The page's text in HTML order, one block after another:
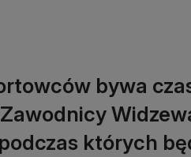
bywa
których